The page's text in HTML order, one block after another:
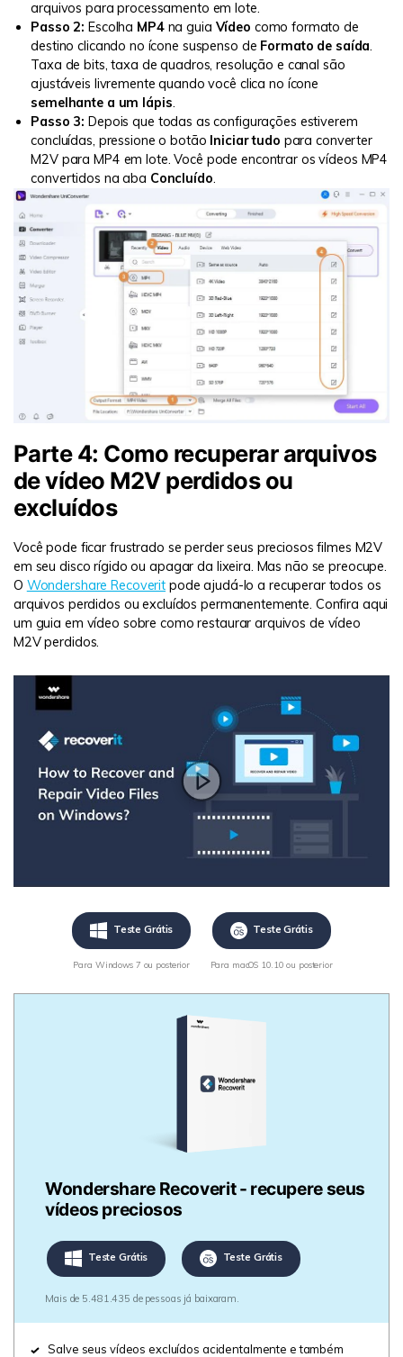
arquivos para processamento em lote.
Passo 2: Escolha MP4na guia Vídeo como formato de
destino clicando no ícone suspenso de Formato de saída.
Taxa de bits, taxa de quadros, resolução e canal são
ajustáveis ​​livremente quando você clica no ícone
semelhante a um lápis.
Passo 3: Depois que todas as configurações estiverem
concluídas, pressione o botão Iniciar tudo para converter
M2V para MP4 em lote. Você pode encontrar os vídeos MP4
convertidos na aba Concluído.
Parte 4: Como recuperar arquivos
de vídeo M2V perdidos ou
excluídos
Você pode ficar frustrado se perder seus preciosos filmes M2V
em seu disco rígido ou apagar da lixeira. Mas não se preocupe.
O Wondershare Recoverit pode ajudá-lo a recuperar todos os
arquivos perdidos ou excluídos permanentemente. Confira aqui
um guia em vídeo sobre como restaurar arquivos de vídeo
M2V perdidos.
Teste Grátis
Para Windows 7 ou posterior
Teste Grátis
Para macOS 10.10 ou posterior
Wondershare Recoverit - recupere seus
vídeos preciosos
Teste Grátis Teste Grátis
Mais de 5.481.435 de pessoas já baixaram.
Salve seus vídeos excluídos acidentalmente e também